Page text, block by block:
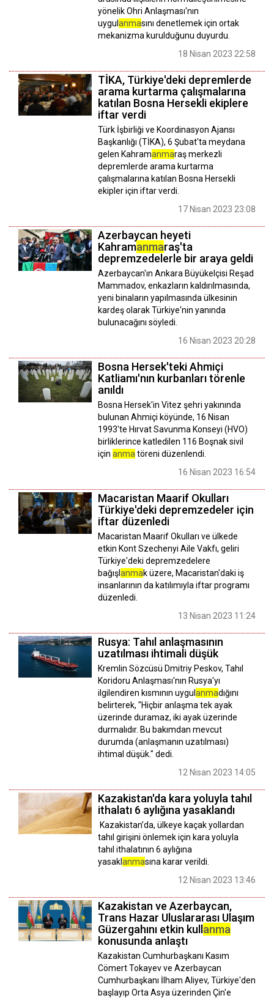
yönelik Ohri Anlaşması'nın
uygul anmasını denetlemek için ortak
mekanizma kurulduğunu duyurdu.
18 Nisan 2023 22:58
TİKA, Türkiye'deki depremlerde
arama kurtarma çalışmalarına
katılan Bosna Hersekli ekiplere
iftar verdi
Türk İşbirliği ve Koordinasyon Ajansı
Başkanlığı (TİKA), 6 Şubat'ta meydana
gelen Kahramanmaraş merkezli
depremlerde arama kurtarma
çalışmalarına katılan Bosna Hersekli
ekipler için iftar verdi.
17 Nisan 2023 23:08
Azerbaycan heyeti
Kahramanmaraş'ta
depremzedelerle bir araya geldi
Azerbaycan'ın Ankara Büyükelçisi Reşad
Mammadov, enkazların kaldırılmasında,
yeni binaların yapılmasında ülkesinin
kardeş olarak Türkiye'nin yanında
bulunacağını söyledi.
16 Nisan 2023 20:28
Bosna Hersek'teki Ahmiçi
Katliamı'nın kurbanları törenle
anıldı
Bosna Hersek'in Vitez şehri yakınında
bulunan Ahmiçi köyünde, 16 Nisan
1993'te Hırvat Savunma Konseyi (HVO)
birliklerince katledilen 116 Boşnak sivil
için anmatöreni düzenlendi.
16 Nisan 2023 16:54
Macaristan Maarif Okulları
Türkiye'deki depremzedeler için
iftar düzenledi
Macaristan Maarif Okulları ve ülkede
etkin Kont Szechenyi Aile Vakfı, geliri
Türkiye'deki depremzedelere
bağışlanmak üzere, Macaristan'daki iş
insanlarının da katılımıyla iftar programı
düzenledi.
13 Nisan 2023 11:24
Rusya: Tahıl anlaşmasının
uzatılması ihtimali düşük
Kremlin Sözcüsü Dmitriy Peskov, Tahıl
Koridoru Anlaşması'nın Rusya'yı
ilgilendiren kısmının uygul anmadığını
belirterek, "Hiçbir anlaşma tek ayak
üzerinde duramaz, iki ayak üzerinde
durmalıdır. Bu bakımdan mevcut
durumda (anlaşmanın uzatılması)
ihtimal düşük." dedi.
12 Nisan 2023 14:05
Kazakistan'da kara yoluyla tahıl
ithalatı 6 aylığına yasaklandı
Kazakistan’da, ülkeye kaçak yollardan
tahıl girişini önlemek için kara yoluyla
tahıl ithalatının 6 aylığına
yasaklanmasına karar verildi.
12 Nisan 2023 13:46
Kazakistan ve Azerbaycan,
Trans Hazar Uluslararası Ulaşım
Güzergahını etkin kull anma
konusunda anlaştı
Kazakistan Cumhurbaşkanı Kasım
Cömert Tokayev ve Azerbaycan
Cumhurbaşkanı İlham Aliyev, Türkiye'den
başlayıp Orta Asya üzerinden Çin'e